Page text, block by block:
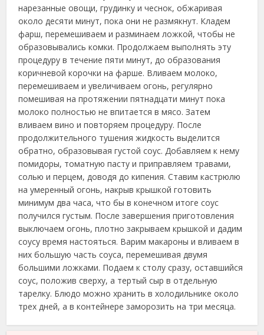
нарезанные овощи, грудинку и чеснок, обжаривая
около десяти минут, пока они не размякнут. Кладем
фарш, перемешиваем и разминаем ложкой, чтобы не
образовывались комки. Продолжаем выполнять эту
процедуру в течение пяти минут, до образования
коричневой корочки на фарше. Вливаем молоко,
перемешиваем и увеличиваем огонь, регулярно
помешивая на протяжении пятнадцати минут пока
молоко полностью не впитается в мясо. Затем
вливаем вино и повторяем процедуру. После
продолжительного тушения жидкость выделится
обратно, образовывая густой соус. Добавляем к нему
помидоры, томатную пасту и приправляем травами,
солью и перцем, доводя до кипения. Ставим кастрюлю
на умеренный огонь, накрыв крышкой готовить
минимум два часа, что бы в конечном итоге соус
получился густым. После завершения приготовления
выключаем огонь, плотно закрываем крышкой и дадим
соусу время настояться. Варим макароны и вливаем в
них большую часть соуса, перемешивая двумя
большими ложками. Подаем к столу сразу, оставшийся
соус, положив сверху, а тертый сыр в отдельную
тарелку. Блюдо можно хранить в холодильнике около
трех дней, а в контейнере заморозить на три месяца.